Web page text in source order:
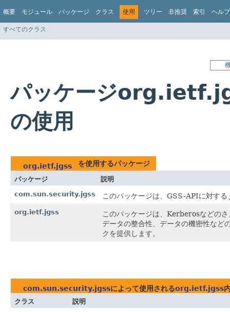
概要 モジュール パッケージ クラス 使用 ツリー 非推奨 索引 ヘルプ
すべてのクラス
パッケージ
の使用
org.ietf.jgss を使用するパッケージ
パッケージ
説明
com.sun.security.jgss
このパッケージは、GSS-APIに対す
org.ietf.jgss
このパッケージは、Kerberosなどの
データの整合性、データの機密性など
クを提供します。
com.sun.security.jgssによって使用されるorg.ietf.jgss
クラス
説明